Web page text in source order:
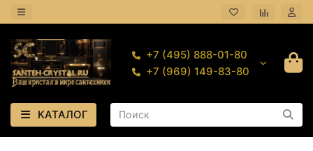
+7 (495) 888-01-80
+7 (969) 149-83-80
КАТАЛОГ